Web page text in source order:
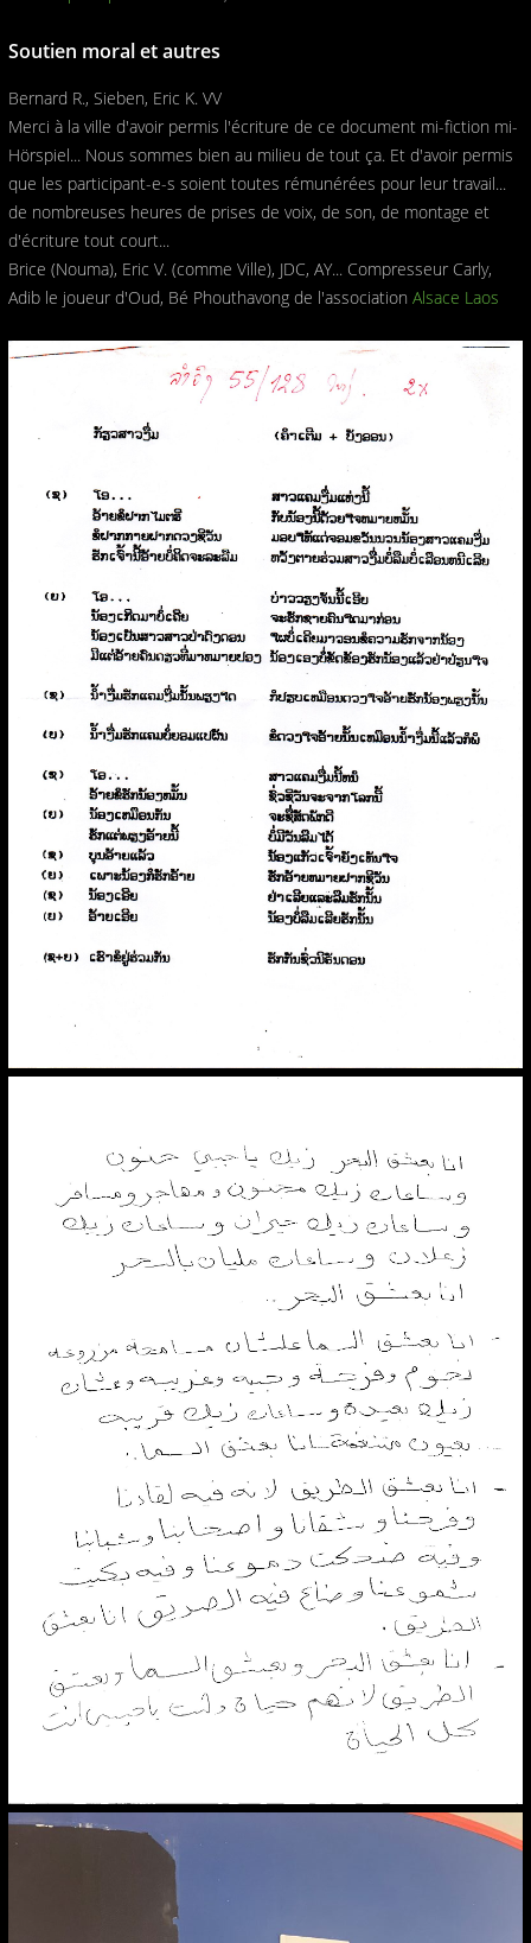
Soutien moral et autres
Bernard R., Sieben, Eric K. VV
Merci à la ville d'avoir permis l'écriture de ce document mi-fiction mi-
Hörspiel... Nous sommes bien au milieu de tout ça. Et d'avoir permis
que les participant-e-s soient toutes rémunérées pour leur travail...
de nombreuses heures de prises de voix, de son, de montage et
d'écriture tout court...
Brice (Nouma), Eric V. (comme Ville), JDC, AY... Compresseur Carly,
Adib le joueur d'Oud, Bé Phouthavong de l'association Alsace Laos